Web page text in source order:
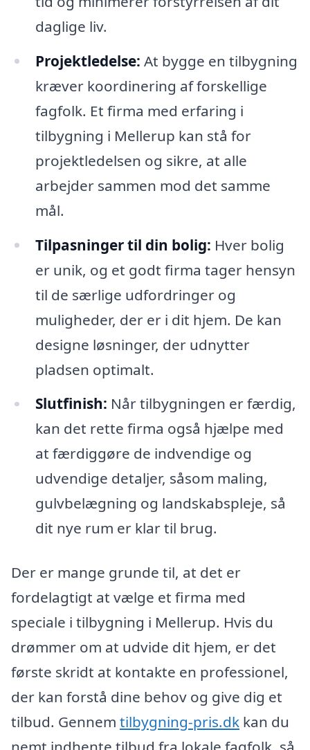
daglige liv.
Projektledelse: At bygge en tilbygning
kræver koordinering af forskellige
fagfolk. Et firma med erfaring i
tilbygning i Mellerup kan stå for
projektledelsen og sikre, at alle
arbejder sammen mod det samme
mål.
Tilpasninger til din bolig: Hver bolig
er unik, og et godt firma tager hensyn
til de særlige udfordringer og
muligheder, der er i dit hjem. De kan
designe løsninger, der udnytter
pladsen optimalt.
Slutfinish: Når tilbygningen er færdig,
kan det rette firma også hjælpe med
at færdiggøre de indvendige og
udvendige detaljer, såsom maling,
gulvbelægning og landskabspleje, så
dit nye rum er klar til brug.
Der er mange grunde til, at det er
fordelagtigt at vælge et firma med
speciale i tilbygning i Mellerup. Hvis du
drømmer om at udvide dit hjem, er det
første skridt at kontakte en professionel,
der kan forstå dine behov og give dig et
tilbud. Gennem tilbygning-pris.dk kan du